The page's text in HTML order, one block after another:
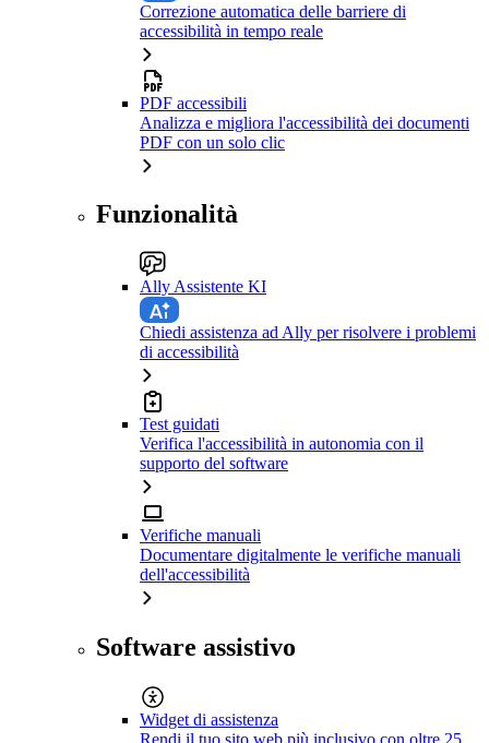
Correzione automatica delle barriere di
accessibilità in tempo reale
PDF accessibili
Analizza e migliora l'accessibilità dei documenti
PDF con un solo clic
Funzionalità
Ally Assistente KI
Chiedi assistenza ad Ally per risolvere i problemi
di accessibilità
Test guidati
Verifica l'accessibilità in autonomia con il
supporto del software
Verifiche manuali
Documentare digitalmente le verifiche manuali
dell'accessibilità
Software assistivo
Widget di assistenza